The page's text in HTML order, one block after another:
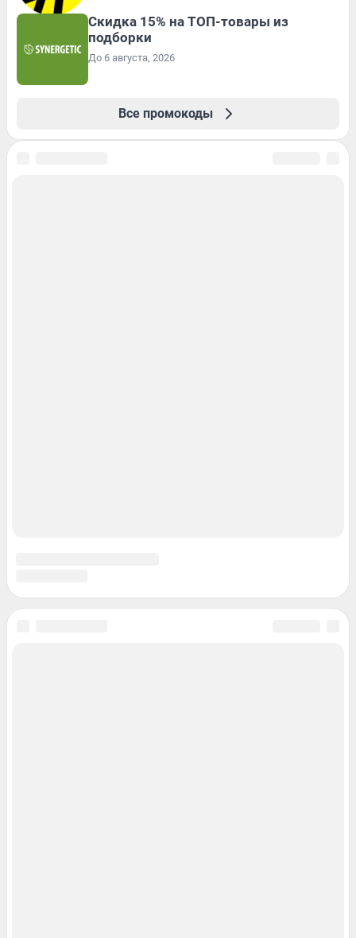
Скидка 15% на ТОП-товары из
подборки
До 6 августа, 2026
Все промокоды